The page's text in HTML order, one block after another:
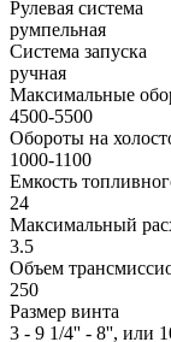
Рулевая система
румпельная
Система запуска
ручная
Максимальные
4500-5500
Обороты на
1000-1100
Емкость
24
Максимальный
3.5
Объем
250
Размер винта
3 - 9 1/4'' - 8'', или